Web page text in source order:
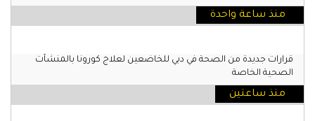
منذ ساعة واحدة
قرارات جديدة من الصحة في دبي للخاضعين لعلاج كورونا بالمنشآت
الصحية الخاصة
منذ ساعتين